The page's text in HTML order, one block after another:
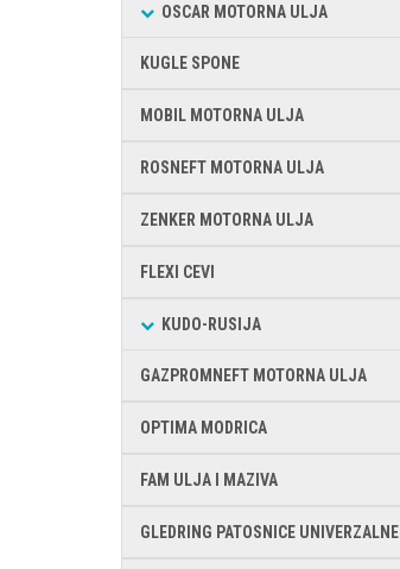
OSCAR MOTORNA ULJA
KUGLE SPONE
MOBIL MOTORNA ULJA
ROSNEFT MOTORNA ULJA
ZENKER MOTORNA ULJA
FLEXI CEVI
KUDO-RUSIJA
GAZPROMNEFT MOTORNA ULJA
OPTIMA MODRICA
FAM ULJA I MAZIVA
GLEDRING PATOSNICE UNIVERZALNE